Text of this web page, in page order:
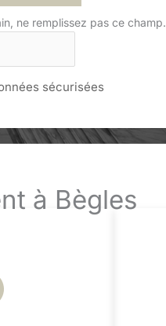
ne remplissez pas ce champ.
sécurisées
à Bègles